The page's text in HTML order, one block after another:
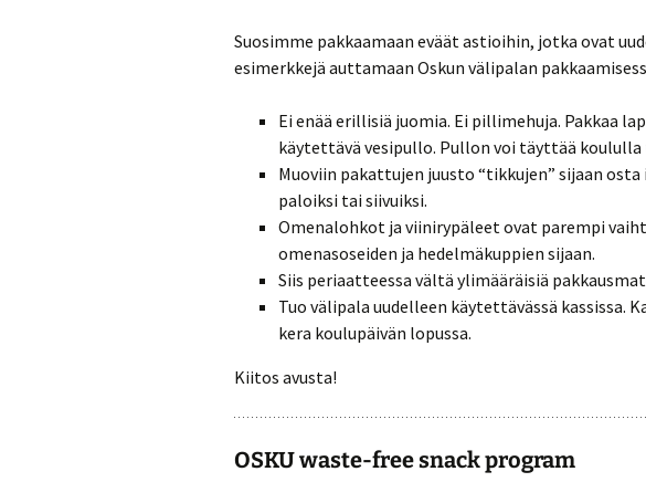
Suosimme pakkaamaan eväät astioihin, jotka ovat
esimerkkejä auttamaan Oskun välipalan
Ei enää erillisiä juomia. Ei pillimehuja. Pakkaa
käytettävä vesipullo. Pullon voi täyttää
Muoviin pakattujen juusto “tikkujen” sijaan osta
paloiksi tai siivuiksi.
Omenalohkot ja viinirypäleet ovat parempi
omenasoseiden ja hedelmäkuppien sijaan.
Siis periaatteessa vältä ylimääräisiä
Tuo välipala uudelleen käytettävässä kassissa.
kera koulupäivän lopussa.
Kiitos avusta!
OSKU waste-free snack program